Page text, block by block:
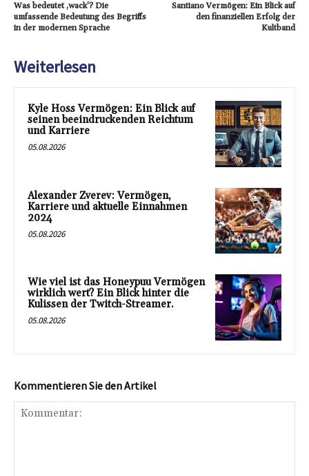
Was bedeutet ‚wack‘? Die
umfassende Bedeutung des Begriffs
in der modernen Sprache
Santiano Vermögen: Ein Blick auf
den finanziellen Erfolg der
Kultband
Weiterlesen
Kyle Hoss Vermögen: Ein Blick auf
seinen beeindruckenden Reichtum
und Karriere
05.08.2026
Alexander Zverev: Vermögen,
Karriere und aktuelle Einnahmen
2024
05.08.2026
Wie viel ist das Honeypuu Vermögen
wirklich wert? Ein Blick hinter die
Kulissen der Twitch-Streamer.
05.08.2026
Kommentieren Sie den Artikel